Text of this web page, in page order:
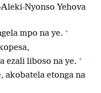
Nyonso Yehova
mpo na ye. +
ezali liboso na ye. +
akobatela etonga na